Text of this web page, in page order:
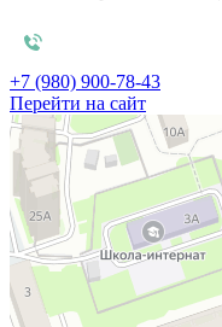
+7 (980) 900-78-43
Перейти на сайт